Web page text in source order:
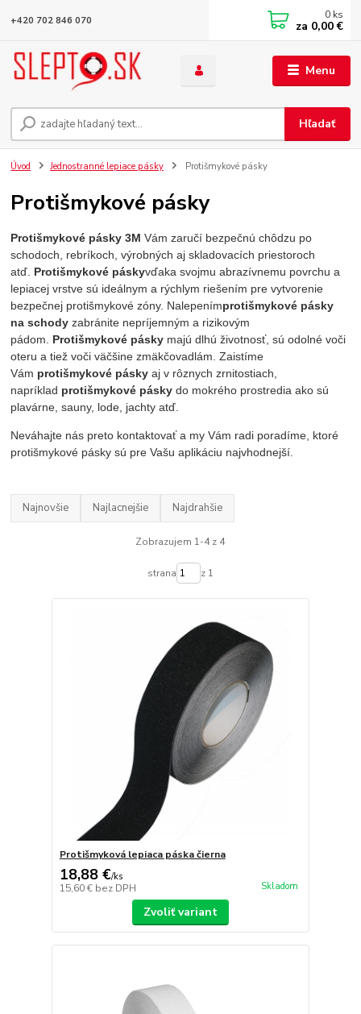
Menu
Hľadať
+420 702 846 070 0 ks
za 0,00 €
Úvod Jednostranné lepiace pásky Protišmykové pásky
Protišmykové pásky
Protišmykové pásky 3M Vám zaručí bezpečnú chôdzu po
schodoch, rebríkoch, výrobných aj skladovacích priestoroch
atď. Protišmykové páskyvďaka svojmu abrazívnemu povrchu a
lepiacej vrstve sú ideálnym a rýchlym riešením pre vytvorenie
bezpečnej protišmykové zóny. Nalepenímprotišmykové pásky
na schody zabránite nepríjemným a rizikovým
pádom. Protišmykové pásky majú dlhú životnosť, sú odolné voči
oteru a tiež voči väčšine zmäkčovadlám. Zaistíme
Vám protišmykové pásky aj v rôznych zrnitostiach,
napríklad protišmykové pásky do mokrého prostredia ako sú
plavárne, sauny, lode, jachty atď.
Neváhajte nás preto kontaktovať a my Vám radi poradíme, ktoré
protišmykové pásky sú pre Vašu aplikáciu najvhodnejší.
Najnovšie Najlacnejšie Najdrahšie
Zobrazujem 1-4 z 4
strana z 1
Protišmyková lepiaca páska čierna
18,88 €/ks
15,60 € bez DPH Skladom
Zvoliť variant